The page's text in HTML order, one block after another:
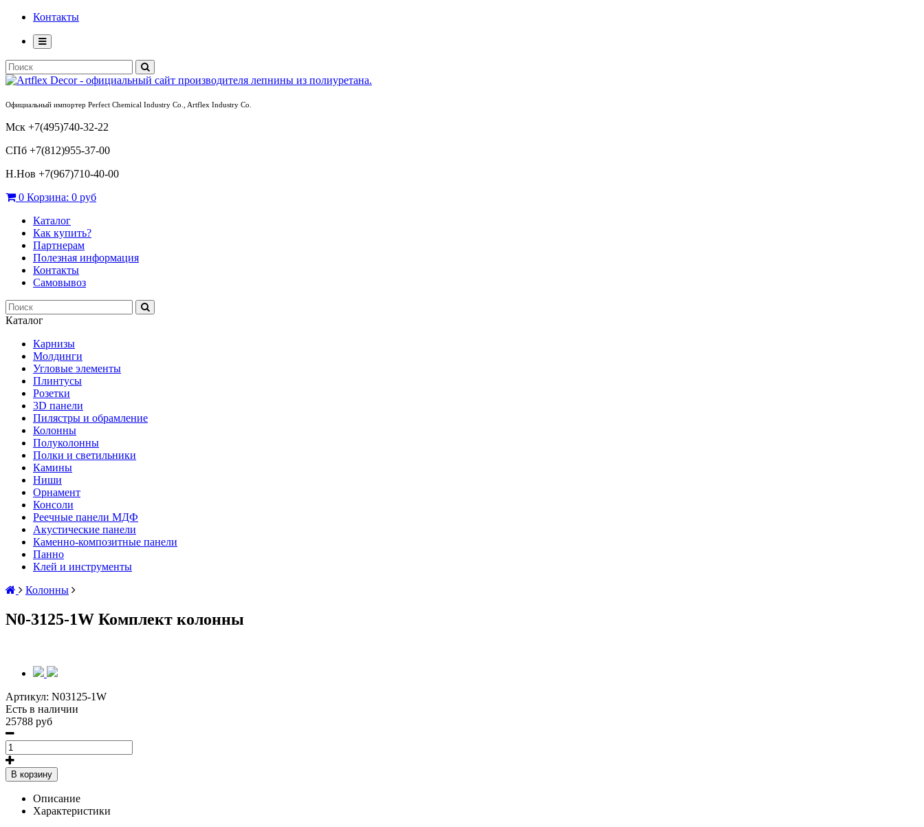
Контакты
Официальный импортер Perfect Chemical Industry Co., Artflex Industry Co.
Мск +7(495)740-32-22
СПб +7(812)955-37-00
Н.Нов +7(967)710-40-00
0 Корзина: 0 руб
Каталог
Как купить?
Партнерам
Полезная информация
Контакты
Самовывоз
Каталог
Карнизы
Молдинги
Угловые элементы
Плинтусы
Розетки
3D панели
Пилястры и обрамление
Колонны
Полуколонны
Полки и светильники
Камины
Ниши
Орнамент
Консоли
Реечные панели МДФ
Акустические панели
Каменно-композитные панели
Панно
Клей и инструменты
Колонны
N0-3125-1W Комплект колонны
Артикул: N03125-1W
Есть в наличии
25788 руб
В корзину
Описание
Характеристики